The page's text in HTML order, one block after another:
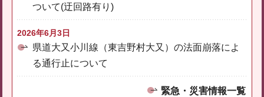
ついて(迂回路有り)
2026年6月3日
県道大又小川線（東吉野村大又）の法面崩落によ
る通行止について
緊急・災害情報一覧